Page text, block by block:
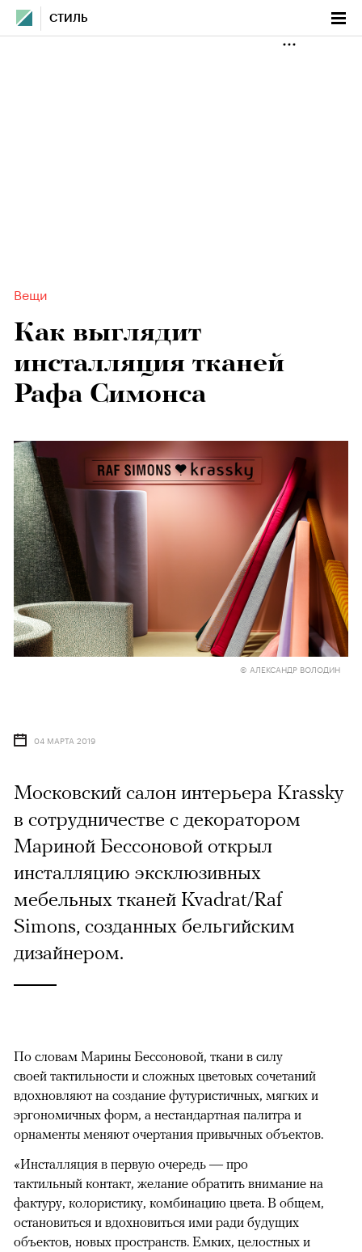
СТИЛЬ
Вещи
Как выглядит
инсталляция тканей
Рафа Симонса
© АЛЕКСАНДР ВОЛОДИН
04 МАРТА 2019
Московский салон интерьера Krassky
в сотрудничестве с декоратором
Мариной Бессоновой открыл
инсталляцию эксклюзивных
мебельных тканей Kvadrat/Raf
Simons, созданных бельгийским
дизайнером.
По словам Марины Бессоновой, ткани в силу
своей тактильности и сложных цветовых сочетаний
вдохновляют на создание футуристичных, мягких и
эргономичных форм, а нестандартная палитра и
орнаменты меняют очертания привычных объектов.
«Инсталляция в первую очередь — про
тактильный контакт, желание обратить внимание на
фактуру, колористику, комбинацию цвета. В общем,
остановиться и вдохновиться ими ради будущих
объектов, новых пространств. Емких, целостных и